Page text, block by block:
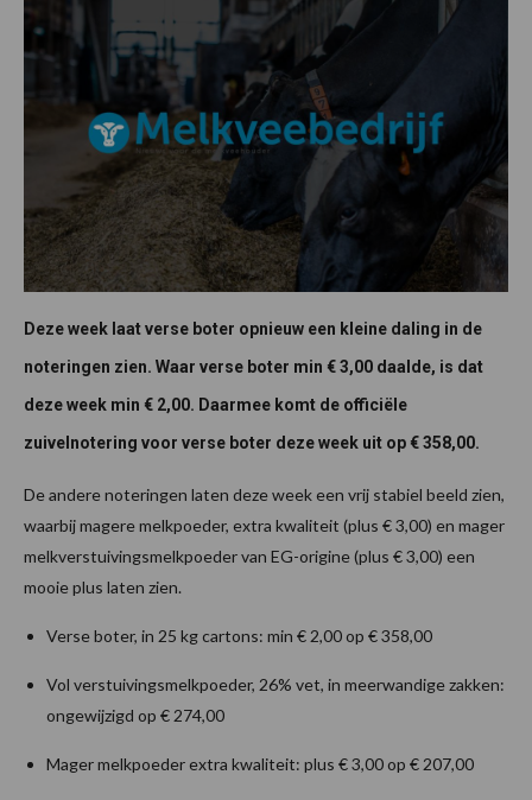
Deze week laat verse boter opnieuw een kleine daling in de
noteringen zien. Waar verse boter min € 3,00 daalde, is dat
deze week min € 2,00. Daarmee komt de officiële
zuivelnotering voor verse boter deze week uit op € 358,00.
De andere noteringen laten deze week een vrij stabiel beeld zien,
waarbij magere melkpoeder, extra kwaliteit (plus € 3,00) en mager
melkverstuivingsmelkpoeder van EG-origine (plus € 3,00) een
mooie plus laten zien.
Verse boter, in 25 kg cartons: min € 2,00 op € 358,00
Vol verstuivingsmelkpoeder, 26% vet, in meerwandige zakken:
ongewijzigd op € 274,00
Mager melkpoeder extra kwaliteit: plus € 3,00 op € 207,00